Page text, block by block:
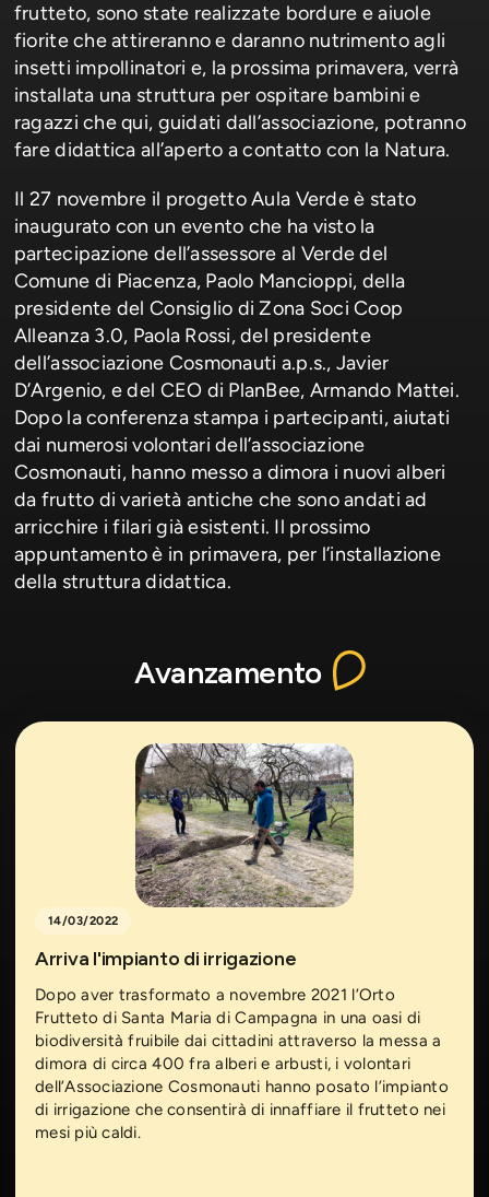
frutteto, sono state realizzate bordure e aiuole
fiorite che attireranno e daranno nutrimento agli
insetti impollinatori e, la prossima primavera, verrà
installata una struttura per ospitare bambini e
ragazzi che qui, guidati dall’associazione, potranno
fare didattica all’aperto a contatto con la Natura.
Il 27 novembre il progetto Aula Verde è stato
inaugurato con un evento che ha visto la
partecipazione dell’assessore al Verde del
Comune di Piacenza, Paolo Mancioppi, della
presidente del Consiglio di Zona Soci Coop
Alleanza 3.0, Paola Rossi, del presidente
dell’associazione Cosmonauti a.p.s., Javier
D’Argenio, e del CEO di PlanBee, Armando Mattei.
Dopo la conferenza stampa i partecipanti, aiutati
dai numerosi volontari dell’associazione
Cosmonauti, hanno messo a dimora i nuovi alberi
da frutto di varietà antiche che sono andati ad
arricchire i filari già esistenti. Il prossimo
appuntamento è in primavera, per l’installazione
della struttura didattica.
Avanzamento
14/03/2022
Arriva l'impianto di irrigazione
Dopo aver trasformato a novembre 2021 l’Orto
Frutteto di Santa Maria di Campagna in una oasi di
biodiversità fruibile dai cittadini attraverso la messa a
dimora di circa 400 fra alberi e arbusti, i volontari
dell’Associazione Cosmonauti hanno posato l’impianto
di irrigazione che consentirà di innaffiare il frutteto nei
mesi più caldi.